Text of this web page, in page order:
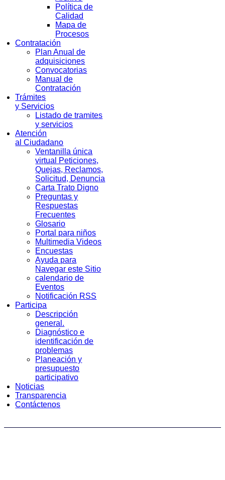
Política de
Calidad
Mapa de
Procesos
Contratación
Plan Anual de
adquisiciones
Convocatorias
Manual de
Contratación
Trámites
y Servicios
Listado de tramites
y servicios
Atención
al Ciudadano
Ventanilla única
virtual Peticiones,
Quejas, Reclamos,
Solicitud, Denuncia
Carta Trato Digno
Preguntas y
Respuestas
Frecuentes
Glosario
Portal para niños
Multimedia Videos
Encuestas
Ayuda para
Navegar este Sitio
calendario de
Eventos
Notificación RSS
Participa
Descripción
general.
Diagnóstico e
identificación de
problemas
Planeación y
presupuesto
participativo
Noticias
Transparencia
Contáctenos